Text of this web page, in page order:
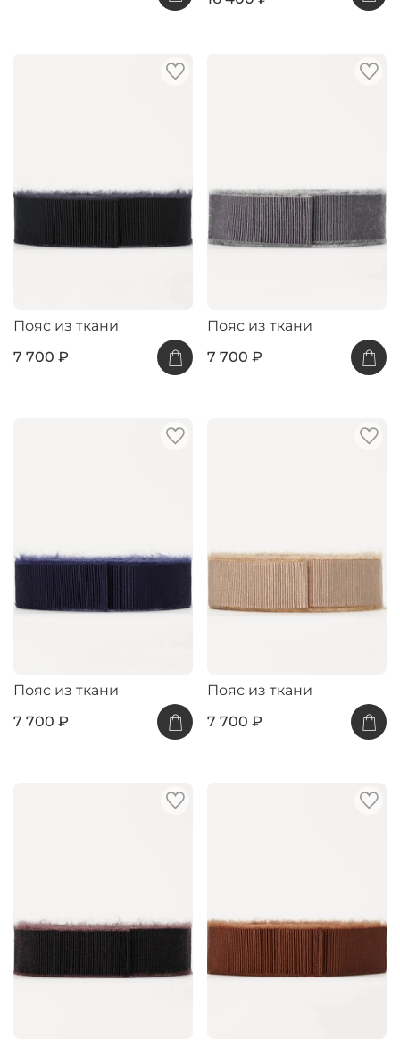
Пояс из ткани
7 700 ₽
Пояс из ткани
7 700 ₽
Пояс из ткани
7 700 ₽
Пояс из ткани
7 700 ₽